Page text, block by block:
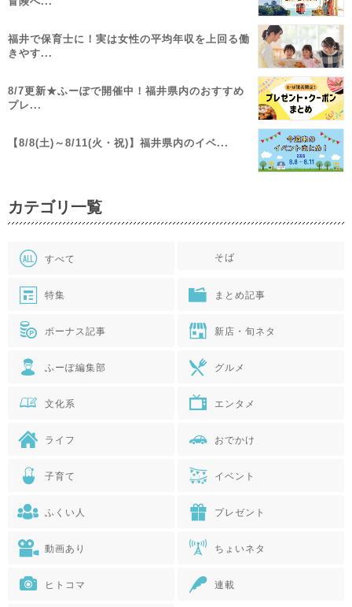
福井で保育士に！実は女性の平均年収を上回る働
きやす...
8/7更新★ふーぽで開催中！福井県内のおすすめ
プレ...
【8/8(土)～8/11(火・祝)】福井県内のイベ...
カテゴリ一覧
すべて そば
特集 まとめ記事
ボーナス記事 新店・旬ネタ
ふーぽ編集部 グルメ
文化系 エンタメ
ライフ おでかけ
子育て イベント
ふくい人 プレゼント
動画あり ちょいネタ
ヒトコマ 連載